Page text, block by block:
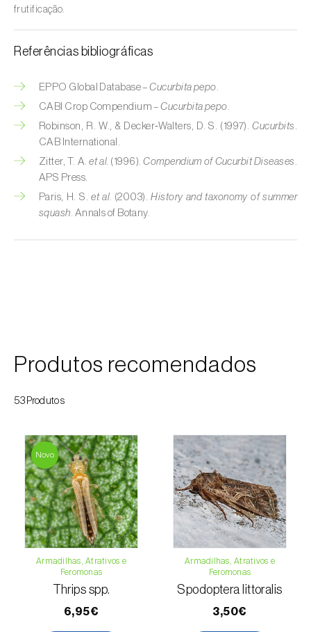
Cebola (
Cedro ( Cedrus spp.
Centeio (Secale cereale)
Cerejeira ( Prunus avium L.
Cevada ( Hordeum vulgare)
Cherovia / Pastinaca (Pastinaca sativa )
Crisântemo (Chrysanthemum spp. )
Damasqueiro / Alperce ( Prunus armeniaca)
Diospireiro (Diospyros spp.)
Dracena (Dracaena spp.
Endívia (Cichorium intybus
Ervilha (Pisum sativum
frutificação.
Referências bibliográficas
EPPO Global Database –Cucurbita pepo
CABI Crop Compendium –Cucurbita pepo
Robinson, R. W., & Decker‑Walters, D. S. (1997).Cucurbits
CAB International.
Zitter, T. A.et al. (1996).Compendium of Cucurbit Diseases
APS Press.
Paris, H. S.et al. (2003).History and taxonomy of summer
squash . Annals of Botany.
Produtos recomendados
53Produtos
Novo
Armadilhas, Atrativos e
Feromonas
Thrips spp.
6,95€
Armadilhas, Atrativos e
Feromonas
Spodoptera littoralis
3,50€